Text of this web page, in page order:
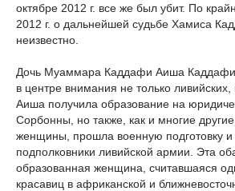
октябре 2012 г. все же был убит. По
2012 г. о дальнейшей судьбе Хамиса
неизвестно.
Дочь Муаммара Каддафи Аиша Каддафи
в центре внимания не только
Аиша получила образование на
Сорбонны, но также, как и многие
женщины, прошла военную подготовку
подполковники ливийской армии. Эта
образованная женщина, считавшаяся
красавиц в африканской и